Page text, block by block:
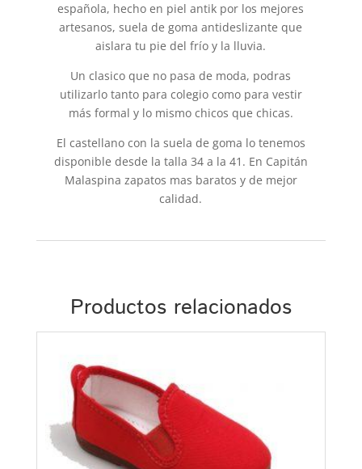
española, hecho en piel antik por los mejores
artesanos, suela de goma antideslizante que
aislara tu pie del frío y la lluvia.
Un clasico que no pasa de moda, podras
utilizarlo tanto para colegio como para vestir
más formal y lo mismo chicos que chicas.
El castellano con la suela de goma lo tenemos
disponible desde la talla 34 a la 41. En Capitán
Malaspina zapatos mas baratos y de mejor
calidad.
Productos relacionados